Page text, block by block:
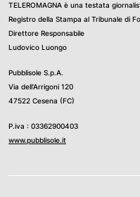
TELEROMAGNA è una testata
Registro della Stampa al Tribunale di
Direttore Responsabile
Ludovico Luongo
Pubblisole S.p.A.
Via dell’Arrigoni 120
47522 Cesena (FC)
P.iva : 03362900403
www.pubblisole.it